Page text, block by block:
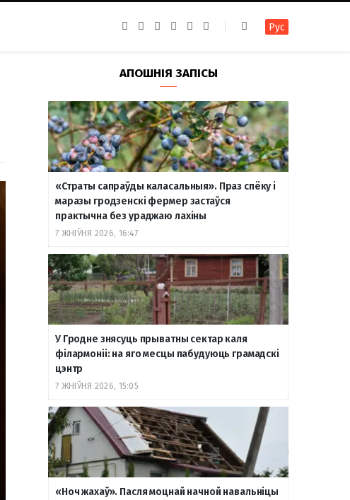
b
o
k
a
g
a
m
g
r
a
m
u
b
т
а
т
е
Рус
АПОШНІЯ ЗАПІСЫ
«Страты сапраўды каласальныя». Праз спёку і
маразы гродзенскі фермер застаўся
практычна без ураджаю лахіны
7 ЖНІЎНЯ 2026, 16:47
У Гродне знясуць прыватны сектар каля
філармоніі: на яго месцы пабудуюць грамадскі
цэнтр
7 ЖНІЎНЯ 2026, 15:05
«Ноч жахаў». Пасля моцнай начной навальніцы